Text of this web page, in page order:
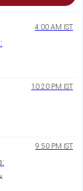
4:00 AM IST
10:20 PM IST
9:50 PM IST